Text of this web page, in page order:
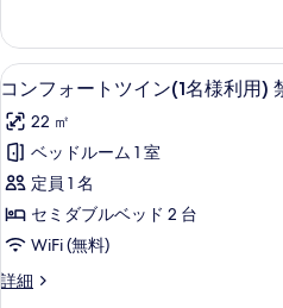
写
真
を
表
示
す
る
て
の
写
真
を
表
示
す
る
細
ル
(2
名
様
利
用)
禁
煙
の
シ
ャ
ル
ブ
ル
(2
名
様
利
用)
禁
コ
ン
フ
ォ
ー
ト
イ
12
コンフォートツイン(1名様利用)
22 ㎡
ベッドルーム 1 室
定員 1 名
セミダブルベッド 2 台
WiFi (無料)
詳細
コ